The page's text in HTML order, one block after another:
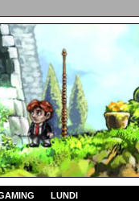
LUNDI